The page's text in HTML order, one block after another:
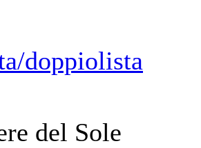
doppiolista
del Sole